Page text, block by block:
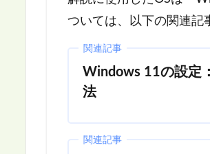
ついては、以下の関連記
関連記事
Windows 11の設定
法
関連記事